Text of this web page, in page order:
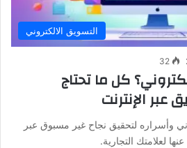
التسويق الالكتروني
32
كل ما تحتاج
عبر الإنترنت
وأسراره لتحقيق نجاح غير مسبوق عبر
لعلامتك التجارية.